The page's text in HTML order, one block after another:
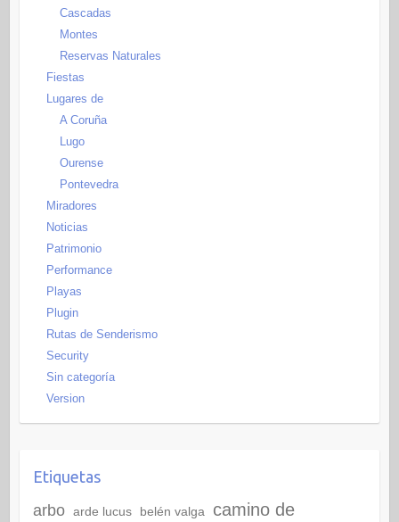
Cascadas
Montes
Reservas Naturales
Fiestas
Lugares de
A Coruña
Lugo
Ourense
Pontevedra
Miradores
Noticias
Patrimonio
Performance
Playas
Plugin
Rutas de Senderismo
Security
Sin categoría
Version
Etiquetas
arbo arde lucus belén valga
camino de